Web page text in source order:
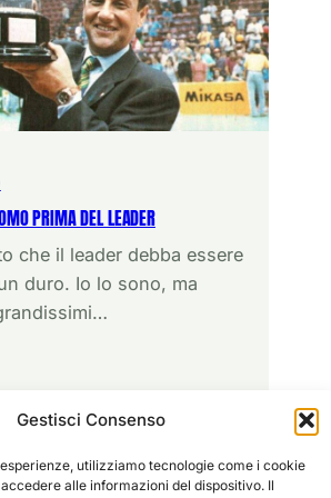
Gestisci Consenso
utilizziamo tecnologie come i cookie
alle informazioni del dispositivo. Il
PRIMA DEL LEADER
che il leader debba essere
duro. Io lo sono, ma